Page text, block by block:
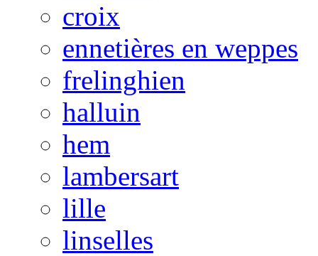
croix
ennetières en weppes
frelinghien
halluin
hem
lambersart
lille
linselles